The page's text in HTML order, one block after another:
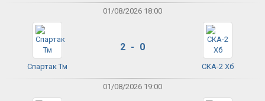
01/08/2026 18:00
Спартак Тм
2 - 0
СКА-2 Хб
01/08/2026 19:00